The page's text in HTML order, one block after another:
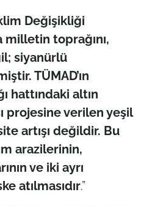
Değişikliği
milletin toprağını,
siyanürlü
TÜMAD’ın
hattındaki altın
projesine verilen yeşil
artışı değildir. Bu
arazilerinin,
ve iki ayrı
atılmasıdır.”